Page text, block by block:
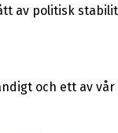
av politisk
och ett av